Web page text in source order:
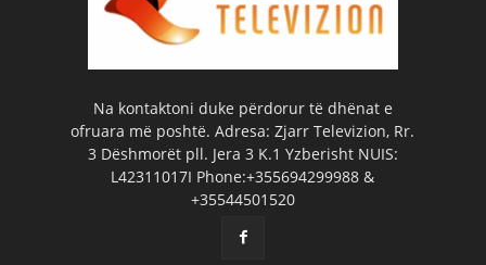
Na kontaktoni duke përdorur të dhënat e
ofruara më poshtë. Adresa: Zjarr Televizion, Rr.
3 Dëshmorët pll. Jera 3 K.1 Yzberisht NUIS:
L42311017I Phone:+355694299988 &
+35544501520